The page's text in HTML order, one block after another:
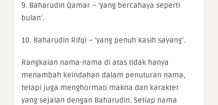
9. Baharudin Qamar – ‘yang bercahaya seperti
bulan’.
10. Baharudin Rifqi – ‘yang penuh kasih sayang’.
Rangkaian nama-nama di atas tidak hanya
menambah keindahan dalam penuturan nama,
tetapi juga menghormati makna dan karakter
yang sejalan dengan Baharudin. Setiap nama